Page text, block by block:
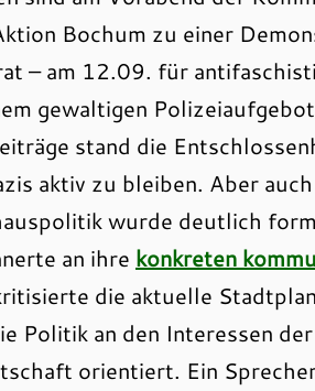
Bochum zu einer
– am 12.09. für
gewaltigen
stand die
aktiv zu bleiben. Aber
wurde deutlich
an ihre konkreten
die aktuelle
Politik an den Interessen
orientiert. Ein